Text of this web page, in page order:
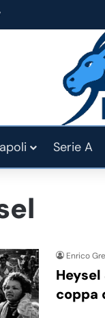
Serie A
Enrico
coppa